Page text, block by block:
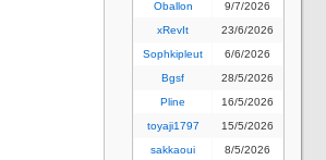
Oballon
9/7/2026
xRevIt
23/6/2026
Sophkipleut
6/6/2026
Bgsf
28/5/2026
Pline
16/5/2026
toyaji1797
15/5/2026
sakkaoui
8/5/2026